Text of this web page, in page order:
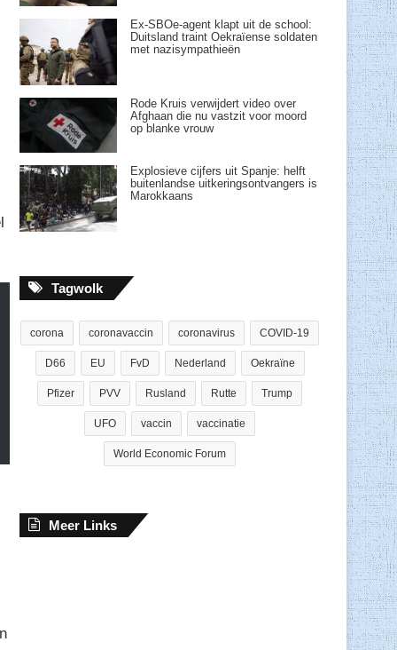
Ex-SBOe-agent klapt uit de school:
Duitsland traint Oekraïense soldaten
met nazisympathieën
Rode Kruis verwijdert video over
Afghaan die nu vastzit voor moord
op blanke vrouw
Explosieve cijfers uit Spanje: helft
buitenlandse uitkeringsontvangers is
Marokkaans
Tagwolk
corona coronavaccin coronavirus COVID-19
D66 EU FvD Nederland Oekraïne
Pfizer PVV Rusland Rutte Trump
UFO vaccin vaccinatie
World Economic Forum
Meer Links